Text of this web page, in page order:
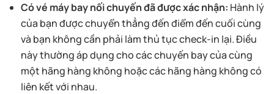
Có vé máy bay nối chuyến đã được xác nhận: Hành lý
của bạn được chuyển thẳng đến điểm đến cuối cùng
và bạn không cần phải làm thủ tục check-in lại. Điều
này thường áp dụng cho các chuyến bay của cùng
một hãng hàng không hoặc các hãng hàng không có
liên kết với nhau.